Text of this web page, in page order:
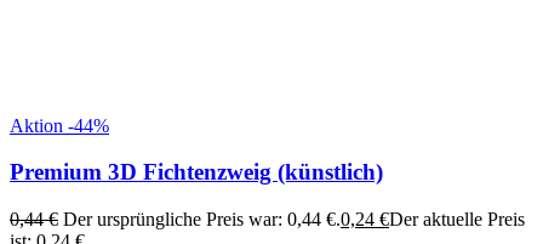
Aktion -44%
Premium 3D Fichtenzweig (künstlich)
0,44€ Der ursprüngliche Preis war: 0,44 €.0,24 €Der aktuelle Preis